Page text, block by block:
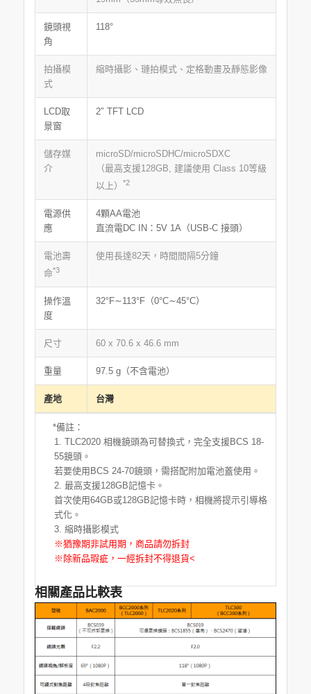
鏡頭視
角
118°
拍攝模
式
縮時攝影、璉拍模式、定格動畫及靜態影像
LCD取
景窗
2″ TFT LCD
儲存媒
介
microSD/microSDHC/microSDXC
（最高支援128GB, 建議使用 Class 10等級
以上）
*2
電源供
應
4顆AA電池
直流電DC IN：5V 1A（USB-C 接頭）
電池壽
命*3
使用長達82天，時間間隔5分鐘
操作溫
度
32°F∼113°F（0°C∼45°C）
尺寸 60 x 70.6 x 46.6 mm
重量 97.5 g（不含電池）
產地 台灣
*備註：
TLC2020 相機鏡頭為可替換式，完全支援BCS 18-
55鏡頭。
若要使用BCS 24-70鏡頭，需搭配附加電池蓋使用。
最高支援128GB記憶卡。
首次使用64GB或128GB記憶卡時，相機將提示引導格
式化。
縮時攝影模式
※猶豫期非試用期，商品請勿拆封
※除新品瑕疵，一經拆封不得退貨<
相關產品比較表